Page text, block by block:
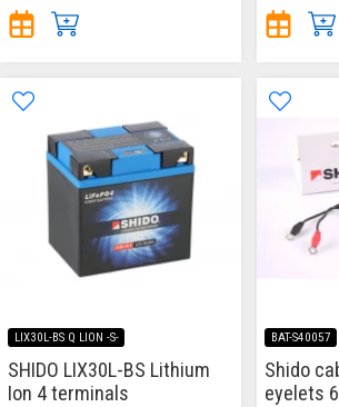
LIX30L-BS Q LION -S-
SHIDO LIX30L-BS Lithium
Ion 4 terminals
BAT-S40057
Shido
eyelets